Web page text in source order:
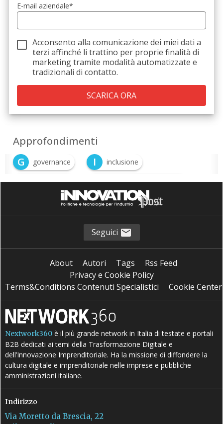
E-mail aziendale*
Acconsento alla comunicazione dei miei dati a
terzi affinché li trattino per proprie finalità di
marketing tramite modalità automatizzate e
tradizionali di contatto.
Approfondimenti
G
governance I inclusione
S sostenibilità S sostenibilità ambientale
Seguici
About Autori Tags
Rss Feed
Privacy e Cookie Policy
Terms&Conditions Contenuti Specialistici
Cookie Center
Nextwork360 è il più grande network in Italia di testate e portali
B2B dedicati ai temi della Trasformazione Digitale e
dell’Innovazione Imprenditoriale. Ha la missione di diffondere la
cultura digitale e imprenditoriale nelle imprese e pubbliche
amministrazioni italiane.
Indirizzo
Via Moretto da Brescia, 22